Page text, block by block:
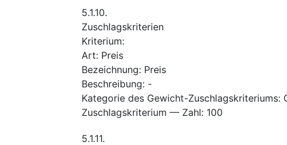
5.1.10.
Zuschlagskriterien
Kriterium:
Art: Preis
Bezeichnung: Preis
Beschreibung: -
Kategorie des Gewicht-Zuschlagskriteriums:
Zuschlagskriterium — Zahl: 100
5.1.11.